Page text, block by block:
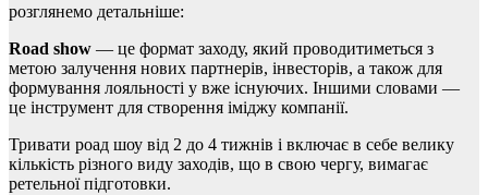
розглянемо детальніше:
Road show — це формат заходу, який проводитиметься з
метою залучення нових партнерів, інвесторів, а також для
формування лояльності у вже існуючих. Іншими словами —
це інструмент для створення іміджу компанії.
Тривати роад шоу від 2 до 4 тижнів і включає в себе велику
кількість різного виду заходів, що в свою чергу, вимагає
ретельної підготовки.